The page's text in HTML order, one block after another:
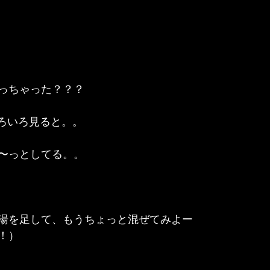
ちゃった？？？
いろ見ると。。
っとしてる。。
を足して、もうちょっと混ぜてみよー
）